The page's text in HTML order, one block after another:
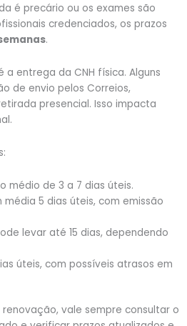
é precário ou os exames são
credenciados, os prazos
.
entrega da CNH física. Alguns
de envio pelos Correios,
presencial. Isso impacta
médio de 3 a 7 dias úteis.
média 5 dias úteis, com emissão
levar até 15 dias, dependendo
úteis, com possíveis atrasos em
renovação, vale sempre consultar o